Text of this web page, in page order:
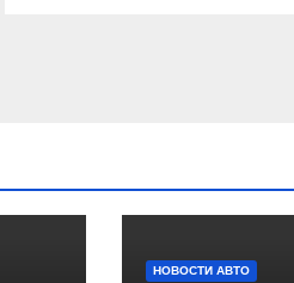
НОВОСТИ АВТО